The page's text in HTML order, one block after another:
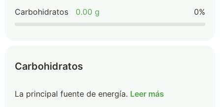
Carbohidratos 0.00 g 0%
Carbohidratos
La principal fuente de energía. Leer más